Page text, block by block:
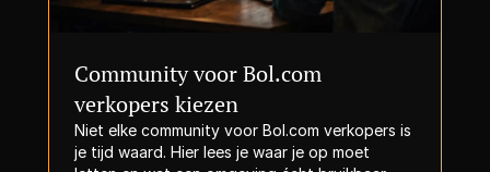
Community voor Bol.com
verkopers kiezen
Niet elke community voor Bol.com verkopers is
je tijd waard. Hier lees je waar je op moet